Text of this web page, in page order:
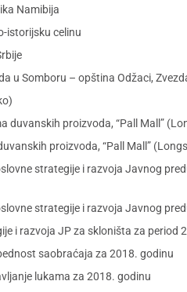
Namibija
istorijsku celinu
u Somboru – opština Odžaci,
duvanskih proizvoda, “Pall Mall”
proizvoda, “Pall Mall”
strategije i razvoja Javnog
strategije i razvoja Javnog
i razvoja JP za skloništa za period
saobraćaja za 2018. godinu
lukama za 2018. godinu